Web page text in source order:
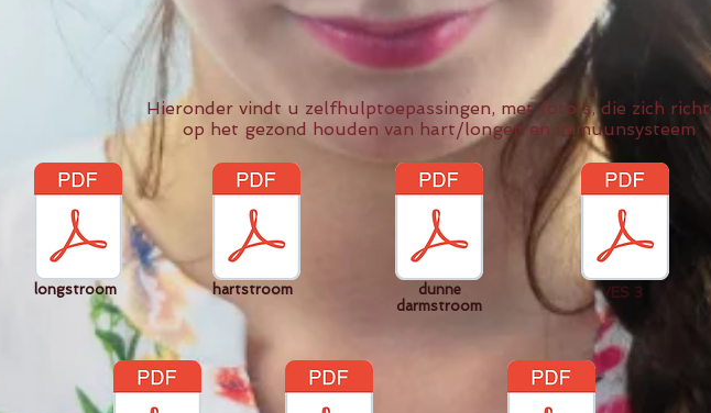
Hieronder vindt u zelfhulptoepassingen, met foto's, die zich
op het gezond houden van hart/longen en immuunsysteem
VES 3
longstroom hartstroom
dunne
darmstroom